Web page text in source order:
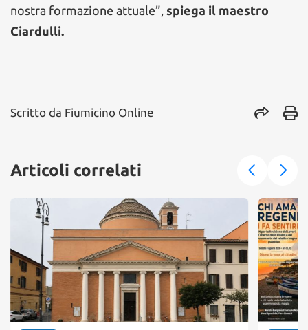
nostra formazione attuale”, spiega il maestro
Ciardulli.
Scritto da Fiumicino Online
Articoli correlati